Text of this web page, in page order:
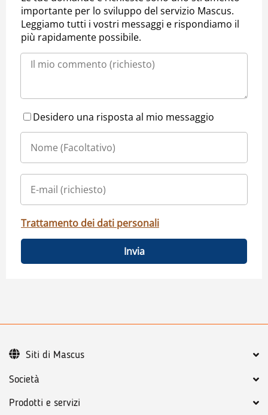
importante per lo sviluppo del servizio Mascus.
Leggiamo tutti i vostri messaggi e rispondiamo il
più rapidamente possibile.
Desidero una risposta al mio messaggio
Trattamento dei dati personali
Invia
Società
Prodotti e servizi
Siti di Mascus